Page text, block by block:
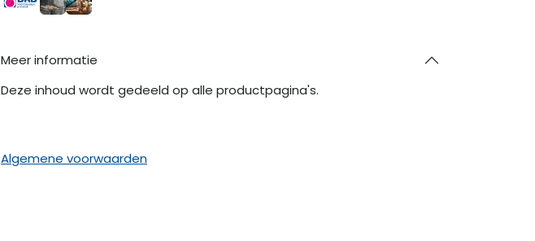
Meer informatie
Deze inhoud wordt gedeeld op alle productpagina's.
Algemene voorwaarden